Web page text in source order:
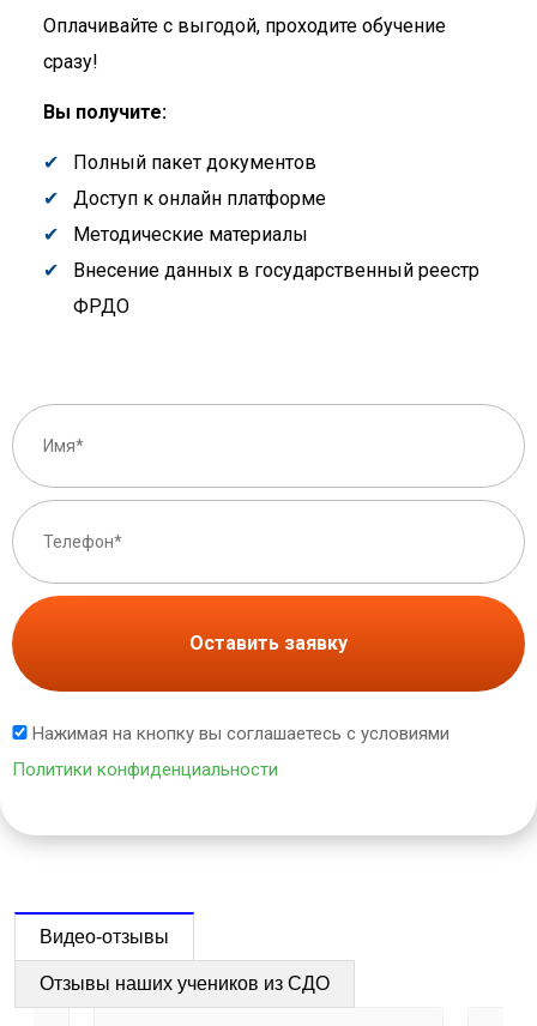
Оплачивайте с выгодой, проходите обучение
сразу!
Вы получите:
Полный пакет документов
Доступ к онлайн платформе
Методические материалы
Внесение данных в государственный реестр
ФРДО
Оставить заявку
Нажимая на кнопку вы соглашаетесь с условиями
Политики конфиденциальности
Видео-отзывы
Отзывы наших учеников из СДО